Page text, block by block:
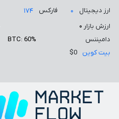
ارز دیجیتال ۰ فارکس
۱۷۴
ارزش بازار ۰
دامیننس
BTC: 60%
بیت کوین
$0